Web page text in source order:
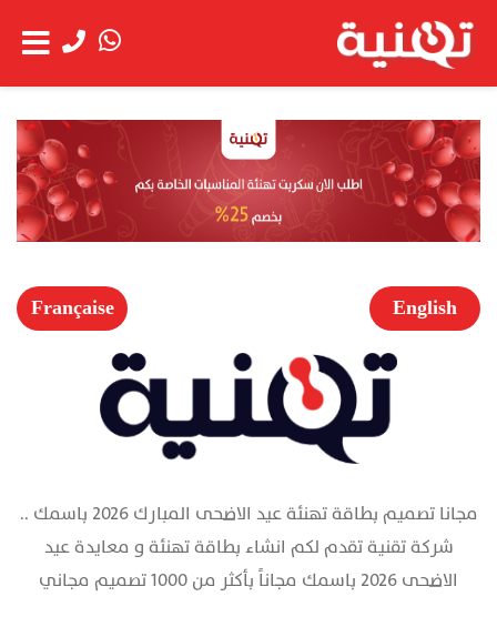
الحساب
شاهد العربة
عن
الشركة
خدمة
العملاء
الخدمات
English
Française
مجانا تصميم بطاقة تهنئة عيد الاضحى المبارك 2026 باسمك ..
شركة تقنية تقدم لكم انشاء بطاقة تهنئة و معايدة عيد
الاضحى 2026 باسمك مجاناً بأكثر من 1000 تصميم مجاني